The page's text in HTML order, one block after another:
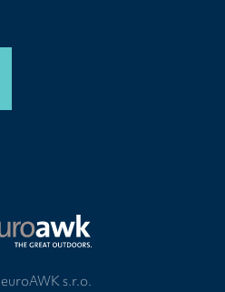
euroAWK s.r.o.